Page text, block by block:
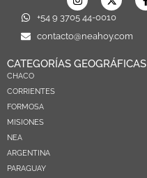
+54 9 3705 44-0010
contacto@neahoy.com
CATEGORÍAS GEOGRÁFICAS
CHACO
CORRIENTES
FORMOSA
MISIONES
NEA
ARGENTINA
PARAGUAY